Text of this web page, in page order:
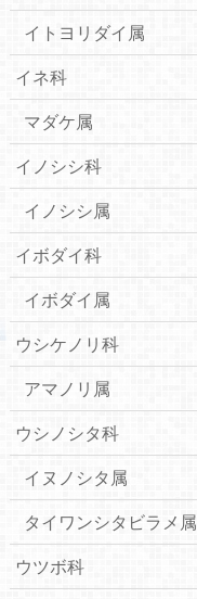
イトヨリダイ属
イネ科
マダケ属
イノシシ科
イノシシ属
イボダイ科
イボダイ属
ウシケノリ科
アマノリ属
ウシノシタ科
イヌノシタ属
タイワンシタビラメ属
ウツボ科